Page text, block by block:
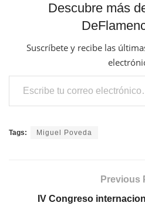
Descubre más
Suscríbete y recibe las
Escribe tu correo electrónico…
Tags: Miguel Poveda
Previous
IV Congreso